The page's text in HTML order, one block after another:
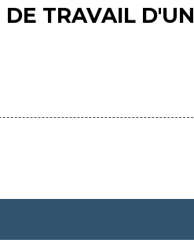
TRAVAIL D'UN